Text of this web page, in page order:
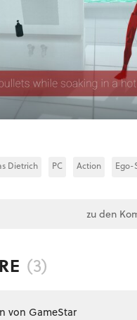
Dietrich PC Action Ego-
zu den
(3)
von GameStar